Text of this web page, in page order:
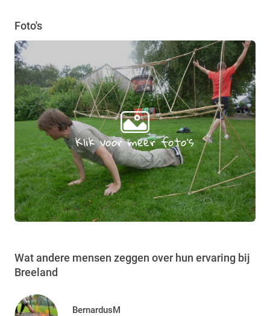
Foto's
Klik voor meer foto's
Wat andere mensen zeggen over hun ervaring bij
Breeland
BernardusM